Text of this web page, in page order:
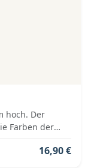
hoch. Der
Farben der
16,90 €